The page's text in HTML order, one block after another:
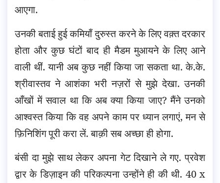
आएगा.
उनकी बताई हुई कमियाँ दुरुस्त करने के लिए वक़्त दरकार
होता और कुछ घंटों बाद ही मैडम मुआयने के लिए आने
वाली थीं. यानी अब कुछ नहीं किया जा सकता था. के.के.
श्रीवास्तव ने आशंका भरी नज़रों से मुझे देखा. उनकी
आँखों में सवाल था कि अब क्या किया जाए? मैंने उनको
आश्वस्त किया कि वह अपने काम पर ध्यान लगाएं, मन से
फ़िनिशिंग पूरी करा लें. बाक़ी सब अच्छा ही होगा.
बंसी दा मुझे साथ लेकर अपना गेट दिखाने ले गए. प्रवेश
द्वार के डिज़ाइन की परिकल्पना उन्होंने ही की थी. 40 x